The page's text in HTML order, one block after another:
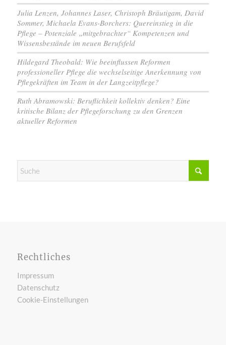
Julia Lenzen, Johannes Laser, Christoph Bräutigam, David
Sommer, Michaela Evans-Borchers: Quereinstieg in die
Pflege – Potenziale „mitgebrachter“ Kompetenzen und
Wissensbestände im neuen Berufsfeld
Hildegard Theobald: Wie beeinflussen Reformen
professioneller Pflege die wechselseitige Anerkennung von
Pflegekräften im Team in der Langzeitpflege?
Ruth Abramowski: Beruflichkeit kollektiv denken? Eine
kritische Bilanz der Pflegeforschung zu den Grenzen
aktueller Reformen
Rechtliches
Impressum
Datenschutz
Cookie-Einstellungen